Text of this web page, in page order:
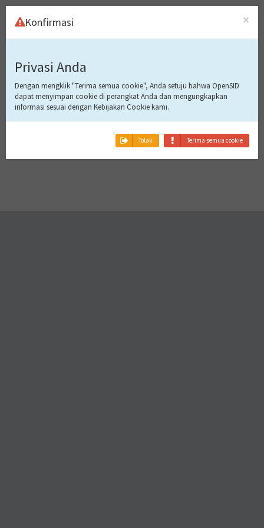
×
Konfirmasi
Privasi Anda
Dengan mengklik "Terima semua cookie", Anda setuju bahwa OpenSID
dapat menyimpan cookie di perangkat Anda dan mengungkapkan
informasi sesuai dengan Kebijakan Cookie kami.
Tolak Terima semua cookie
Aplikasi
Gawai ini belum terdaftar.